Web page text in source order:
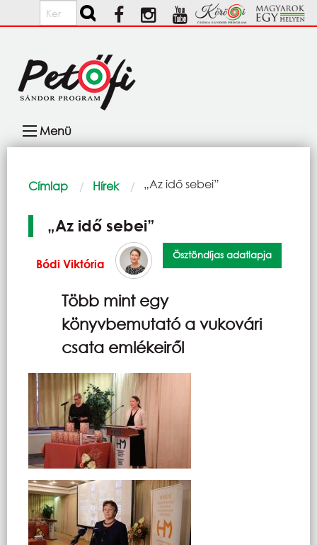
Ugrás a tartalomra
Keresés
navigáció
Menü
Morzsa
Címlap Hírek Current:
„Az idő sebei”
„Az idő sebei”
Bódi Viktória
Ösztöndíjas adatlapja
Több mint egy
könyvbemutató a vukovári
csata emlékeiről